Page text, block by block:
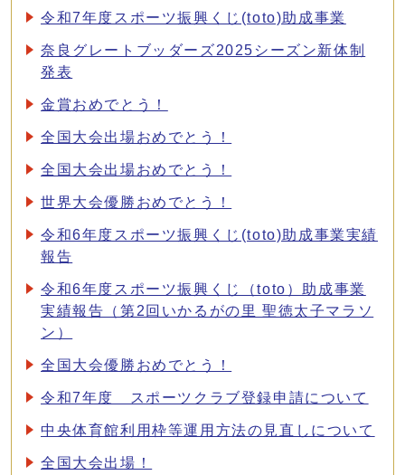
令和7年度スポーツ振興くじ(toto)助成事業
奈良グレートブッダーズ2025シーズン新体制
発表
金賞おめでとう！
全国大会出場おめでとう！
全国大会出場おめでとう！
世界大会優勝おめでとう！
令和6年度スポーツ振興くじ(toto)助成事業実績
報告
令和6年度スポーツ振興くじ（toto）助成事業
実績報告（第2回いかるがの里 聖徳太子マラソ
ン）
全国大会優勝おめでとう！
令和7年度 スポーツクラブ登録申請について
中央体育館利用枠等運用方法の見直しについて
全国大会出場！